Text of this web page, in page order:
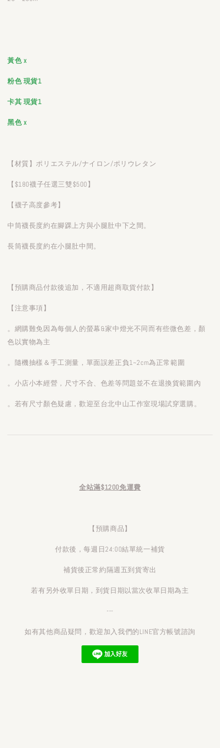
黃色 x
粉色 現貨1
卡其 現貨1
黑色 x
【材質】ポリエステル/ナイロン/ポリウレタン
【$180襪子任選三雙$500】
【襪子高度參考】
中筒襪長度約在腳踝上方與小腿肚中下之間。
長筒襪長度約在小腿肚中間。
【預購商品付款後追加，不適用超商取貨付款】
【注意事項】
。網購難免因為每個人的螢幕&家中燈光不同而有些微色差，顏
色以實物為主
。隨機抽樣＆手工測量，單面誤差正負1~2cm為正常範圍
。小店小本經營，尺寸不合、色差等問題並不在退換貨範圍內
。若有尺寸顏色疑慮，歡迎至台北中山工作室現場試穿選購。
全站滿$1200免運費
【預購商品】
付款後，每週日24:00結單統一補貨
補貨後正常約隔週五到貨寄出
若有另外收單日期，到貨日期以當次收單日期為主
---
如有其他商品疑問，歡迎加入我們的LINE官方帳號諮詢